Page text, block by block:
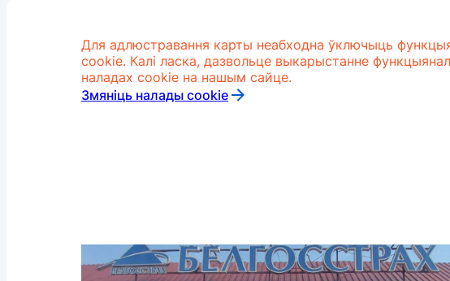
Для адлюстравання карты неабходна ўключыць
cookie. Калі ласка, дазвольце выкарыстанне
наладах cookie на нашым сайце.
Змяніць налады cookie